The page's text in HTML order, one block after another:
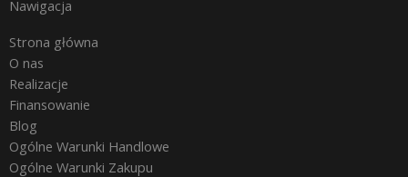
Nawigacja
Strona główna
O nas
Realizacje
Finansowanie
Blog
Ogólne Warunki Handlowe
Ogólne Warunki Zakupu